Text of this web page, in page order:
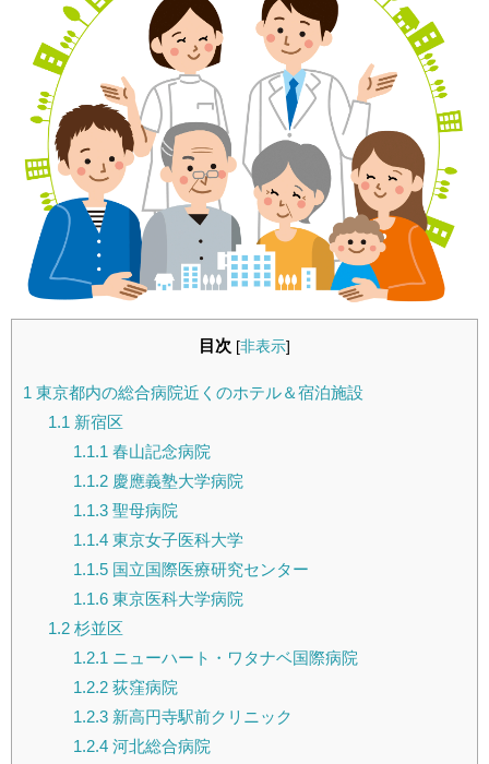
目次 [非表示]
1 東京都内の総合病院近くのホテル＆宿泊施設
1.1 新宿区
1.1.1 春山記念病院
1.1.2慶應義塾大学病院
1.1.3聖母病院
1.1.4東京女子医科大学
1.1.5国立国際医療研究センター
1.1.6東京医科大学病院
1.2杉並区
1.2.1 ニューハート・ワタナベ国際病院
1.2.2荻窪病院
1.2.3新高円寺駅前クリニック
1.2.4河北総合病院